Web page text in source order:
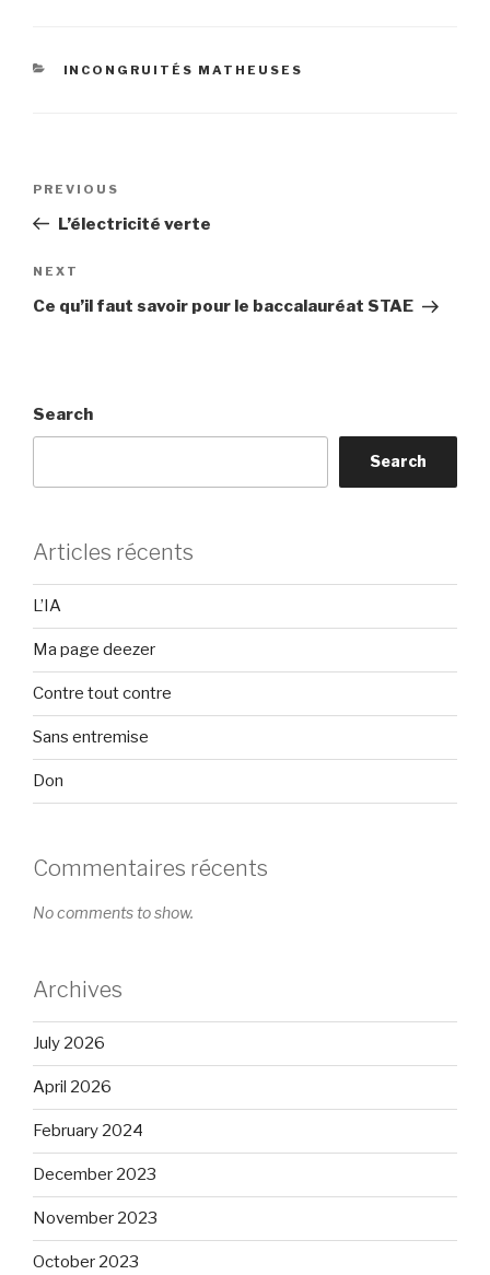
CATEGORIES
INCONGRUITÉS MATHEUSES
Previous
Post
PREVIOUS
L’électricité verte
Next
Post
NEXT
Ce qu’il faut savoir pour le baccalauréat STAE
Search
Search
Articles récents
L’IA
Ma page deezer
Contre tout contre
Sans entremise
Don
Commentaires récents
No comments to show.
Archives
July 2026
April 2026
February 2024
December 2023
November 2023
October 2023